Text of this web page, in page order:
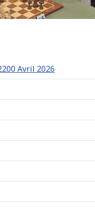
Avril 2026